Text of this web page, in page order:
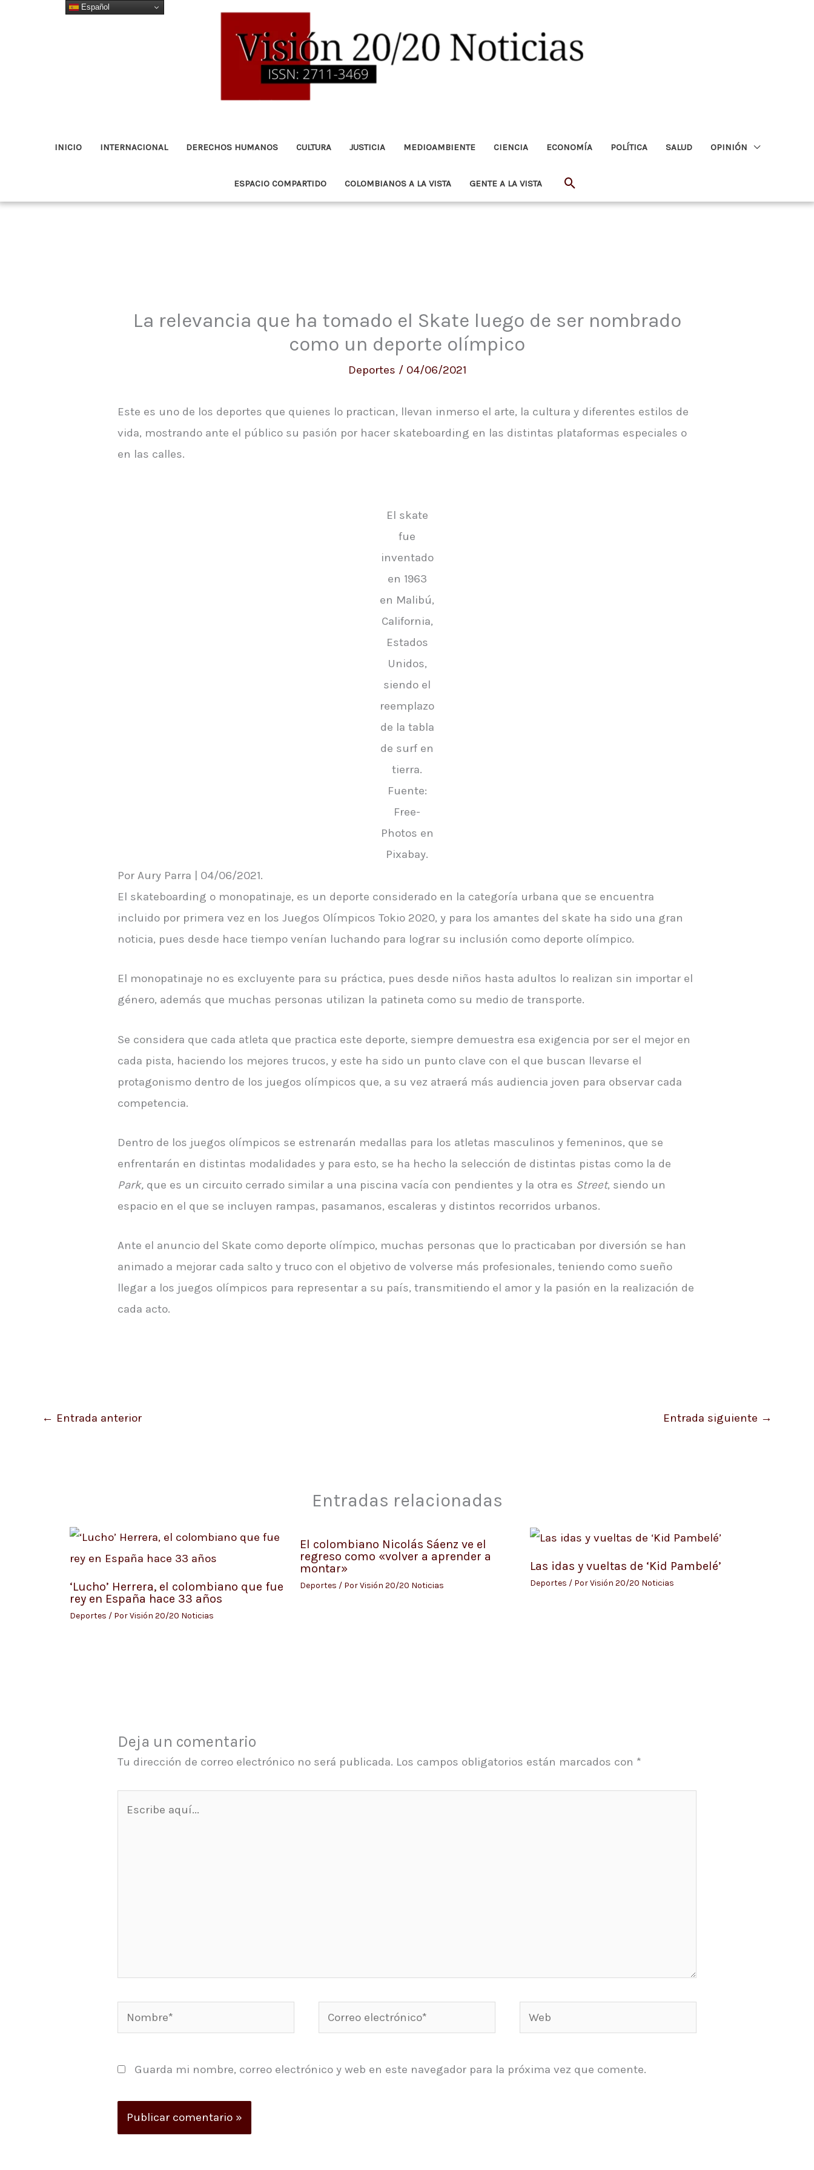
INICIO INTERNACIONAL DERECHOS HUMANOS CULTURA JUSTICIA MEDIOAMBIENTE CIENCIA ECONOMÍA POLÍTICA SALUD OPINIÓN
ESPACIO COMPARTIDO COLOMBIANOS A LA VISTA GENTE A LA VISTA Buscar
La relevancia que ha tomado el Skate luego de ser nombrado
como un deporte olímpico
Deportes / 04/06/2021
Este es uno de los deportes que quienes lo practican, llevan inmerso el arte, la cultura y diferentes estilos de
vida, mostrando ante el público su pasión por hacer skateboarding en las distintas plataformas especiales o
en las calles.
El skate
fue
inventado
en 1963
en Malibú,
California,
Estados
Unidos,
siendo el
reemplazo
de la tabla
de surf en
tierra.
Fuente:
Free-
Photos en
Pixabay.
Por Aury Parra | 04/06/2021.
El skateboarding o monopatinaje, es un deporte considerado en la categoría urbana que se encuentra
incluido por primera vez en los Juegos Olímpicos Tokio 2020, y para los amantes del skate ha sido una gran
noticia, pues desde hace tiempo venían luchando para lograr su inclusión como deporte olímpico.
El monopatinaje no es excluyente para su práctica, pues desde niños hasta adultos lo realizan sin importar el
género, además que muchas personas utilizan la patineta como su medio de transporte.
Se considera que cada atleta que practica este deporte, siempre demuestra esa exigencia por ser el mejor en
cada pista, haciendo los mejores trucos, y este ha sido un punto clave con el que buscan llevarse el
protagonismo dentro de los juegos olímpicos que, a su vez atraerá más audiencia joven para observar cada
competencia.
Dentro de los juegos olímpicos se estrenarán medallas para los atletas masculinos y femeninos, que se
enfrentarán en distintas modalidades y para esto, se ha hecho la selección de distintas pistas como la de
Park,que es un circuito cerrado similar a una piscina vacía con pendientes y la otra es Street, siendo un
espacio en el que se incluyen rampas, pasamanos, escaleras y distintos recorridos urbanos.
Ante el anuncio del Skate como deporte olímpico, muchas personas que lo practicaban por diversión se han
animado a mejorar cada salto y truco con el objetivo de volverse más profesionales, teniendo como sueño
llegar a los juegos olímpicos para representar a su país, transmitiendo el amor y la pasión en la realización de
cada acto.
← Entrada anterior Entrada siguiente →
Entradas relacionadas
‘Lucho’ Herrera, el colombiano que fue
rey en España hace 33 años
Deportes / PorVisión 20/20 Noticias
El colombiano Nicolás Sáenz ve el
regreso como «volver a aprender a
montar»
Deportes / PorVisión 20/20 Noticias
Las idas y vueltas de ‘Kid Pambelé’
Deportes / PorVisión 20/20 Noticias
Deja un comentario
Tu dirección de correo electrónico no será publicada. Los campos obligatorios están marcados con *
Nombre*
Correo
electrónico*
Web
Guarda mi nombre, correo electrónico y web en este navegador para la próxima vez que comente.
Español